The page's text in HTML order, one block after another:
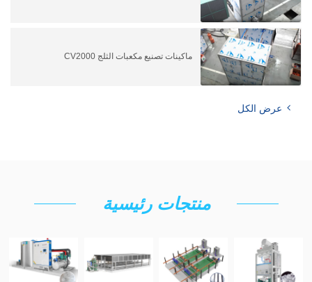
ماكينات تصنيع مكعبات الثلج CV2000
عرض الكل
منتجات رئيسية